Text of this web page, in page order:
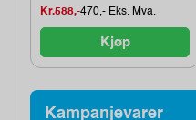
Kr.588,-470,- Eks. Mva.
Kjøp
Kampanjevarer